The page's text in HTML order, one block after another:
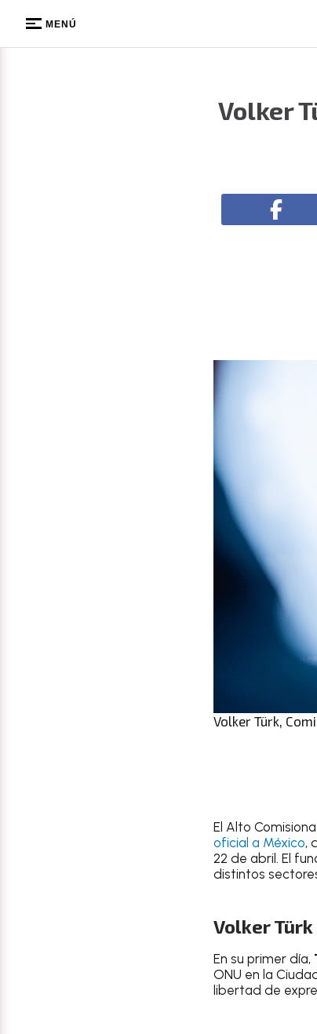
MENÚ
Volker
Volker Türk,
El Alto
oficial a México,
22 de abril. El
distintos
Volker
En su primer día,
ONU en la
libertad de